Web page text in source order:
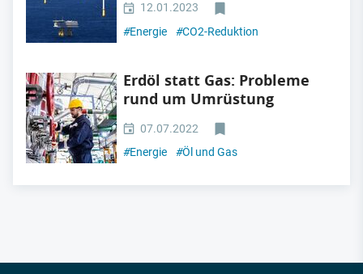
12.01.2023
#Energie #CO2-Reduktion
Erdöl statt Gas: Probleme
rund um Umrüstung
07.07.2022
#Energie #Öl und Gas